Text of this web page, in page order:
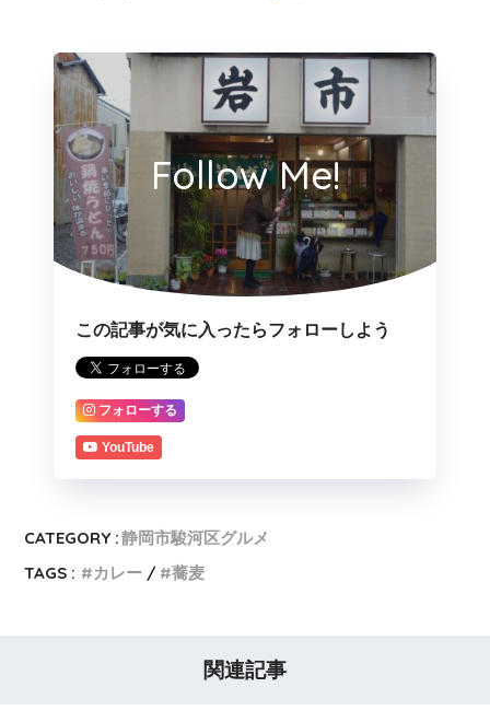
Follow Me!
この記事が気に入ったらフォローしよう
フォローする
YouTube
CATEGORY :静岡市駿河区グルメ
TAGS :
カレー 蕎麦
関連記事